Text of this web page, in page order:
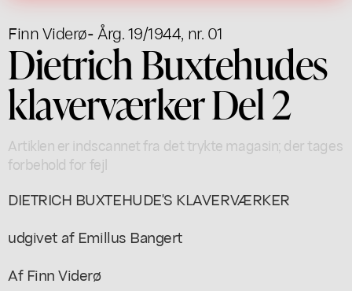
Finn Viderø- Årg. 19/1944, nr. 01
Dietrich Buxtehudes
klaverværker Del 2
Artiklen er indscannet fra det trykte magasin; der tages
forbehold for fejl
DIETRICH BUXTEHUDE'S KLAVERVÆRKER
udgivet af Emillus Bangert
Af Finn Viderø